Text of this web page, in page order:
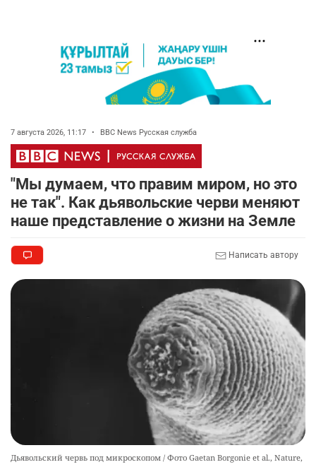
7 августа 2026, 11:17 • BBC News Русская служба
"Мы думаем, что правим миром, но это
не так". Как дьявольские черви меняют
наше представление о жизни на Земле
Написать автору
Дьявольский червь под микроскопом / Фото Gaetan Borgonie et al., Nature,